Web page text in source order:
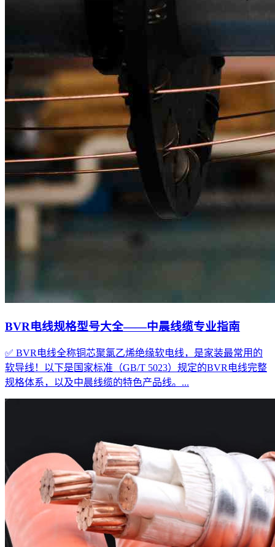
BVR电线规格型号大全——中晨线缆专业指南
✅ BVR电线全称铜芯聚氯乙烯绝缘软电线，是家装最常用的
软导线！以下是国家标准（GB/T 5023）规定的BVR电线完整
规格体系，以及中晨线缆的特色产品线。...